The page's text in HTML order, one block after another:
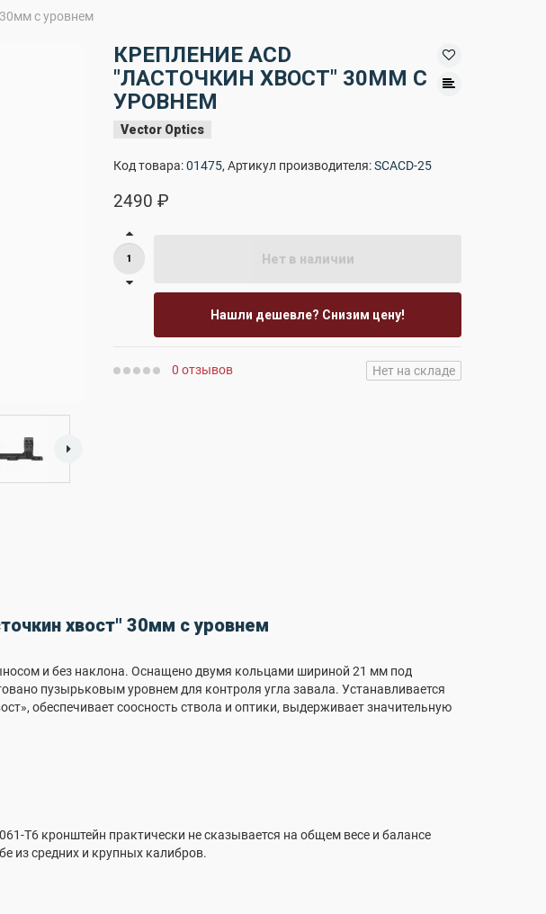
с уровнем
КРЕПЛЕНИЕ ACD
"ЛАСТОЧКИН ХВОСТ" 30ММ С
УРОВНЕМ
Vector Optics
Код товара:01475, Артикул производителя:SCACD-25
2490 ₽
Нет в наличии
Нашли дешевле? Снизим цену!
0 отзывов Нет на складе
хвост" 30мм с уровнем
и без наклона. Оснащено двумя кольцами шириной 21 мм под
пузырьковым уровнем для контроля угла завала. Устанавливается
обеспечивает соосность ствола и оптики, выдерживает значительную
T6 кронштейн практически не сказывается на общем весе и балансе
из средних и крупных калибров.